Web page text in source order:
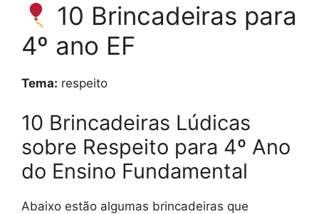
10 Brincadeiras para
4º ano EF
Tema: respeito
10 Brincadeiras Lúdicas
sobre Respeito para 4º Ano
do Ensino Fundamental
Abaixo estão algumas brincadeiras que